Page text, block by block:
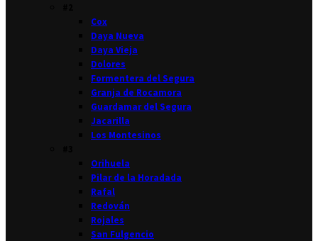
Cox
Daya Nueva
Daya Vieja
Dolores
Formentera del Segura
Granja de Rocamora
Guardamar del Segura
Jacarilla
Los Montesinos
Orihuela
Pilar de la Horadada
Rafal
Redován
Rojales
San Fulgencio